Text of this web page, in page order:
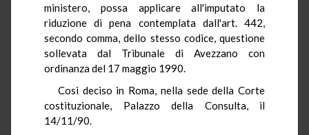
ministero, possa applicare all'imputato la
riduzione di pena contemplata dall'art. 442,
secondo comma, dello stesso codice, questione
sollevata dal Tribunale di Avezzano con
ordinanza del 17 maggio 1990.
Così deciso in Roma, nella sede della Corte
costituzionale, Palazzo della Consulta, il
14/11/90.